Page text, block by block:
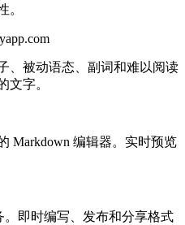
。
、被动语态、副词和难以阅读
文字。
Markdown 编辑器。实时预览
。即时编写、发布和分享格式